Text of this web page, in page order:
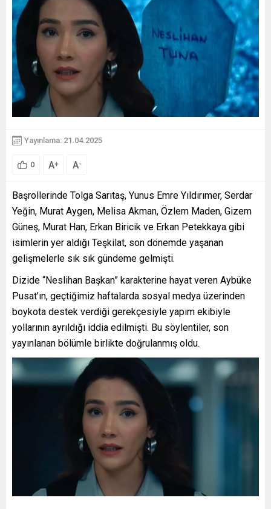
Yayınlama: 21.04.2025
0 A+ A-
Başrollerinde Tolga Sarıtaş, Yunus Emre Yıldırımer, Serdar
Yeğin, Murat Aygen, Melisa Akman, Özlem Maden, Gizem
Güneş, Murat Han, Erkan Biricik ve Erkan Petekkaya gibi
isimlerin yer aldığı Teşkilat, son dönemde yaşanan
gelişmelerle sık sık gündeme gelmişti.
Dizide “Neslihan Başkan” karakterine hayat veren Aybüke
Pusat’ın, geçtiğimiz haftalarda sosyal medya üzerinden
boykota destek verdiği gerekçesiyle yapım ekibiyle
yollarının ayrıldığı iddia edilmişti. Bu söylentiler, son
yayınlanan bölümle birlikte doğrulanmış oldu.